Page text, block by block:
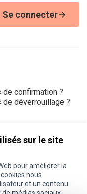
sur le site
pour améliorer la
nous
et un contenu
Se connecter
de confirmation ?
de déverrouillage ?